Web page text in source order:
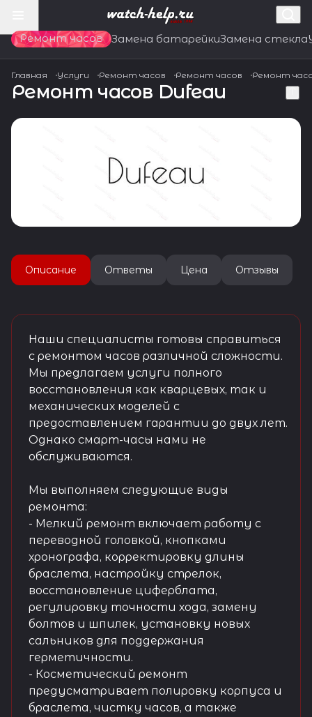
Ремонт часов Замена батарейкиЗамена стекла
Главная Услуги Ремонт часов Ремонт часов Ремонт
Ремонт часов Dufeau
Описание Ответы Цена Отзывы
Наши специалисты готовы справиться
с ремонтом часов различной сложности.
Мы предлагаем услуги полного
восстановления как кварцевых, так и
механических моделей с
предоставлением гарантии до двух лет.
Однако смарт-часы нами не
обслуживаются.
Мы выполняем следующие виды
ремонта:
- Мелкий ремонт включает работу с
переводной головкой, кнопками
хронографа, корректировку длины
браслета, настройку стрелок,
восстановление циферблата,
регулировку точности хода, замену
болтов и шпилек, установку новых
сальников для поддержания
герметичности.
- Косметический ремонт
предусматривает полировку корпуса и
браслета, чистку часов, а также